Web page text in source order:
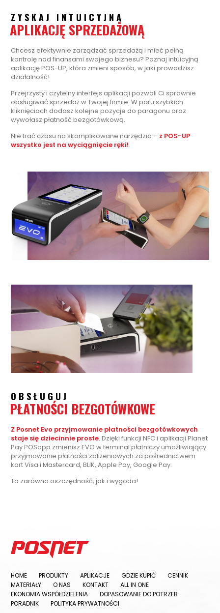
ZYSKAJ INTUICYJNĄ
APLIKACJĘ SPRZEDAŻOWĄ
Chcesz efektywnie zarządzać sprzedażą i mieć pełną
kontrolę nad finansami swojego biznesu? Poznaj intuicyjną
aplikację POS-UP, która zmieni sposób, w jaki prowadzisz
działalność!
Przejrzysty i czytelny interfejs aplikacji pozwoli Ci sprawnie
obsługiwać sprzedaż w Twojej firmie. W paru szybkich
kliknięciach dodasz kolejne pozycje do paragonu oraz
wywołasz płatność bezgotówkową.
Nie trać czasu na skomplikowane narzędzia – z POS-UP
wszystko jest na wyciągnięcie ręki!
OBSŁUGUJ
PŁATNOŚCI BEZGOTÓWKOWE
Z Posnet Evo przyjmowanie płatności bezgotówkowych
staje się dziecinnie proste. Dzięki funkcji NFC i aplikacji Planet
Pay POSapp zmienisz EVO w terminal płatniczy umożliwiający
przyjmowanie płatności zbliżeniowych za pośrednictwem
kart Visa i Mastercard, BLIK, Apple Pay, Google Pay.
To zarówno oszczędność, jak i wygoda!
HOME PRODUKTY APLIKACJE GDZIE KUPIĆ
CENNIK
MATERIAŁY
O NAS KONTAKT
ALL IN ONE
EKONOMIA WSPÓŁDZIELENIA
DOPASOWANIE DO POTRZEB
PORADNIK
POLITYKA PRYWATNOŚCI